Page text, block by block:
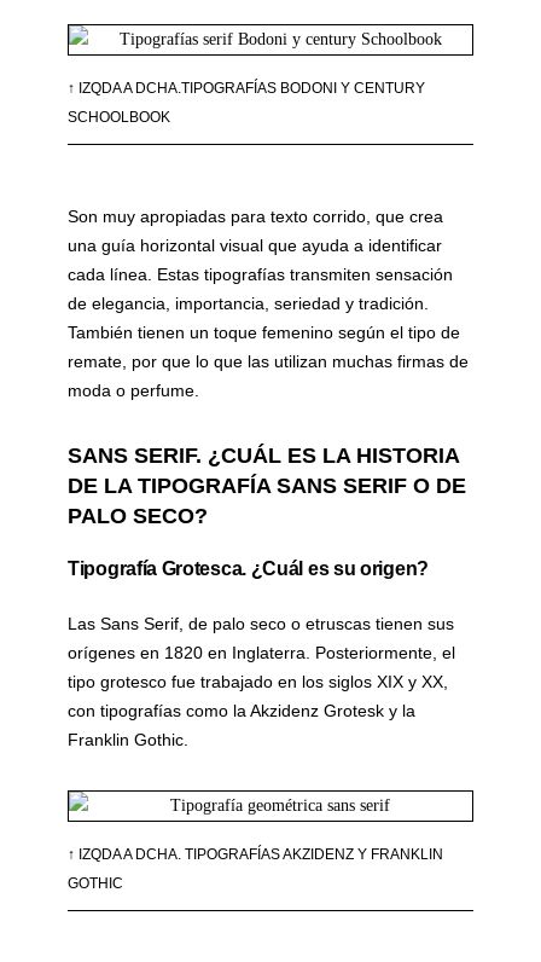
↑ IZQDA A DCHA.TIPOGRAFÍAS BODONI Y CENTURY
SCHOOLBOOK
Son muy apropiadas para texto corrido, que crea
una guía horizontal visual que ayuda a identificar
cada línea. Estas tipografías transmiten sensación
de elegancia, importancia, seriedad y tradición.
También tienen un toque femenino según el tipo de
remate, por que lo que las utilizan muchas firmas de
moda o perfume.
SANS SERIF. ¿CUÁL ES LA HISTORIA
DE LA TIPOGRAFÍA SANS SERIF O DE
PALO SECO?
Tipografía Grotesca. ¿Cuál es su origen?
Las Sans Serif, de palo seco o etruscas tienen sus
orígenes en 1820 en Inglaterra. Posteriormente, el
tipo grotesco fue trabajado en los siglos XIX y XX,
con tipografías como la Akzidenz Grotesk y la
Franklin Gothic.
↑ IZQDA A DCHA. TIPOGRAFÍAS AKZIDENZ Y FRANKLIN
GOTHIC